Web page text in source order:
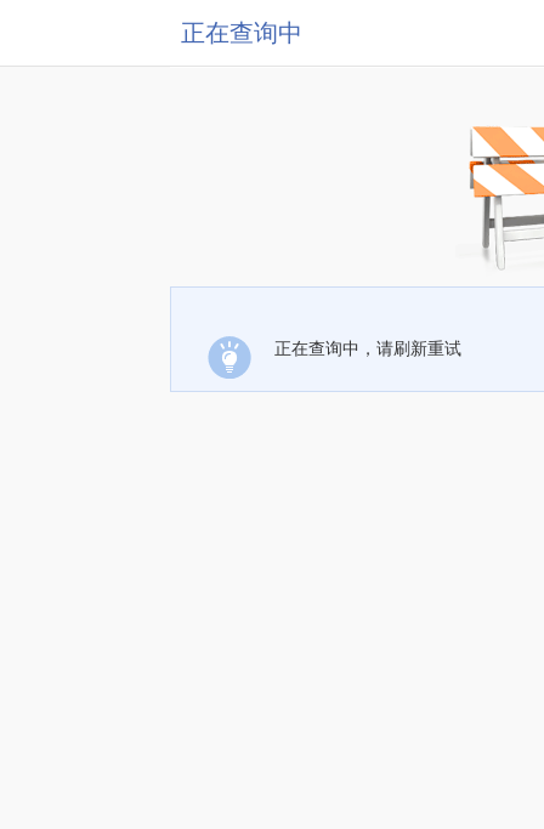
正在查询中
正在查询中，请刷新重试